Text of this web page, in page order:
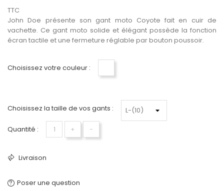
TTC
John Doe présente son gant moto Coyotefait en cuir de
vachette. Ce gant moto solide et élégant possède la fonction
écran tactile et une fermeture réglable par bouton poussoir.
Choisissez votre couleur :
Choisissez la taille de vos gants :
Quantité : + −
Livraison
Poser une question